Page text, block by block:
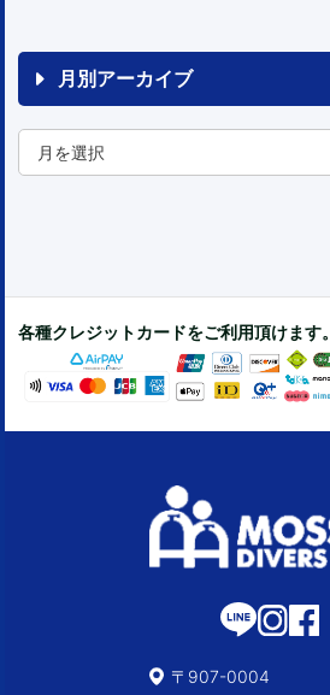
月別アーカイブ
各種クレジットカードをご利用頂けます。
〒907-0004